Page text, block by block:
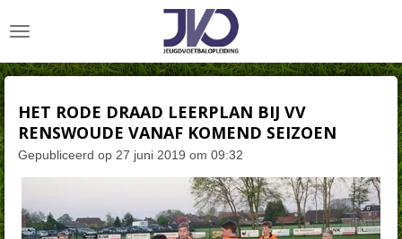
direct
de
HET RODE DRAAD LEERPLAN BIJ VV
RENSWOUDE VANAF KOMEND SEIZOEN
Gepubliceerd op 27 juni 2019 om 09:32